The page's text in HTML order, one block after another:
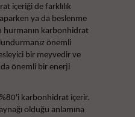
içeriği de farklılık
ya da beslenme
hurmanın karbonhidrat
önemli
bir meyvedir ve
önemli bir enerji
karbonhidrat içerir.
olduğu anlamına